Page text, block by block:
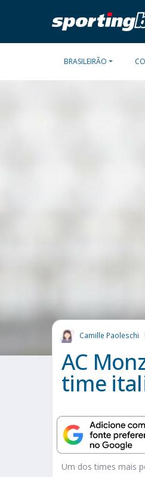
BRASILEIRÃO
Camille Paoleschi
AC
time
Um dos times mais